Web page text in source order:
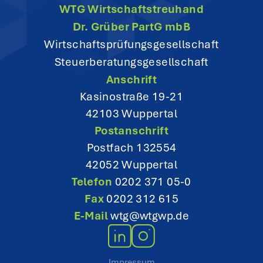
WTG Wirtschaftstreuhand
Dr. Grüber PartG mbB
Wirtschaftsprüfungsgesellschaft
Steuerberatungsgesellschaft
Anschrift
Kasinostraße 19-21
42103 Wuppertal
Postanschrift
Postfach 132554
42052 Wuppertal
Telefon 0202 371 05-0
Fax 0202 312 615
E-Mailwtg@wtgwp.de